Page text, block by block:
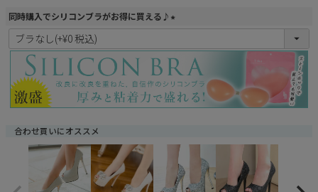
同時購入でシリコンブラがお得に買える♪
(
須
)
合わせ買いにオススメ